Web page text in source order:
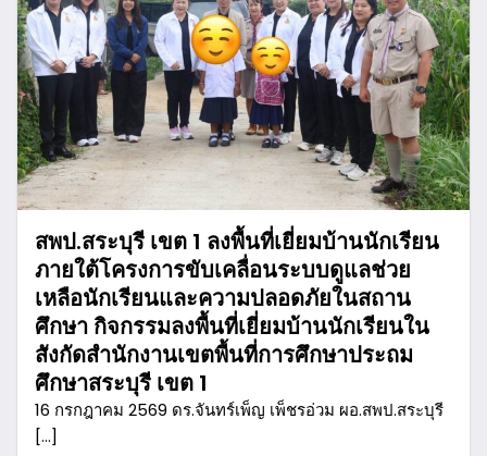
สพป.สระบุรี เขต 1 ลงพื้นที่เยี่ยมบ้านนักเรียน
ภายใต้โครงการขับเคลื่อนระบบดูแลช่วย
เหลือนักเรียนและความปลอดภัยในสถาน
ศึกษา กิจกรรมลงพื้นที่เยี่ยมบ้านนักเรียนใน
สังกัดสำนักงานเขตพื้นที่การศึกษาประถม
ศึกษาสระบุรี เขต 1
16 กรกฎาคม 2569 ดร.จันทร์เพ็ญ เพ็ชรอ่วม ผอ.สพป.สระบุรี
[…]